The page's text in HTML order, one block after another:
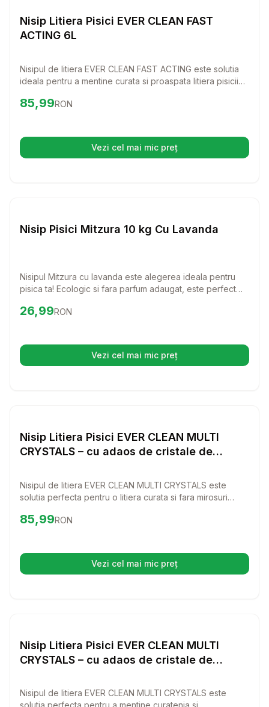
Nisip si Litiere
Nisip Litiera Pisici EVER CLEAN FAST
ACTING 6L
Nisipul de litiera EVER CLEAN FAST ACTING este solutia
ideala pentru a mentine curata si proaspata litiera pisicii
absoarbe rapid mirosurile si transforma curatarea intr-o
Preț:85.99
85,99RON
Vezi cel mai mic preț(se deschide într-o filă nouă)
Nisip si Litiere
Nisip Pisici Mitzura 10 kg Cu Lavanda
Nisipul Mitzura cu lavanda este alegerea ideala pentru
pisica ta! Ecologic si fara parfum adaugat, este perfect
excelenta a lichidelor si mirosurilor il face un must-have
Preț:26.99
26,99RON
Vezi cel mai mic preț(se deschide într-o filă nouă)
Nisip si Litiere
Nisip Litiera Pisici EVER CLEAN MULTI
CRYSTALS – cu adaos de cristale de
Nisipul de litiera EVER CLEAN MULTI CRYSTALS este
solutia perfecta pentru o litiera curata si fara mirosuri
absoarbe umezeala instantaneu, oferind confort si igiena
Preț:85.99
85,99RON
Vezi cel mai mic preț(se deschide într-o filă nouă)
Nisip si Litiere
Nisip Litiera Pisici EVER CLEAN MULTI
CRYSTALS – cu adaos de cristale de
Nisipul de litiera EVER CLEAN MULTI CRYSTALS este
solutia perfecta pentru a mentine curatenia si